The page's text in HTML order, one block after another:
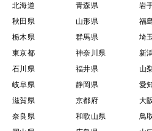
北海道 青森県 岩
秋田県
山形県 福
栃木県
群馬県 埼
東京都
神奈川県 新
石川県
福井県 山
岐阜県
静岡県 愛
滋賀県
京都府 大
奈良県
和歌山県 鳥